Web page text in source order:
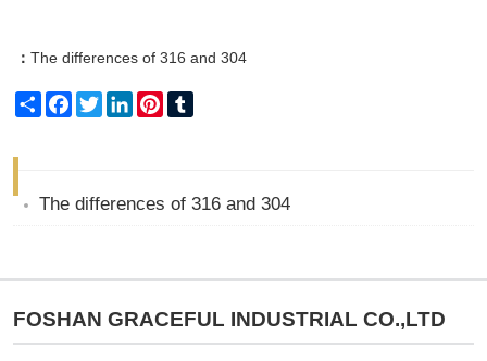
：The differences of 316 and 304
ShareFacebookTwitterLinkedInPinterest
The differences of 316 and 304
FOSHAN GRACEFUL INDUSTRIAL CO.,LTD